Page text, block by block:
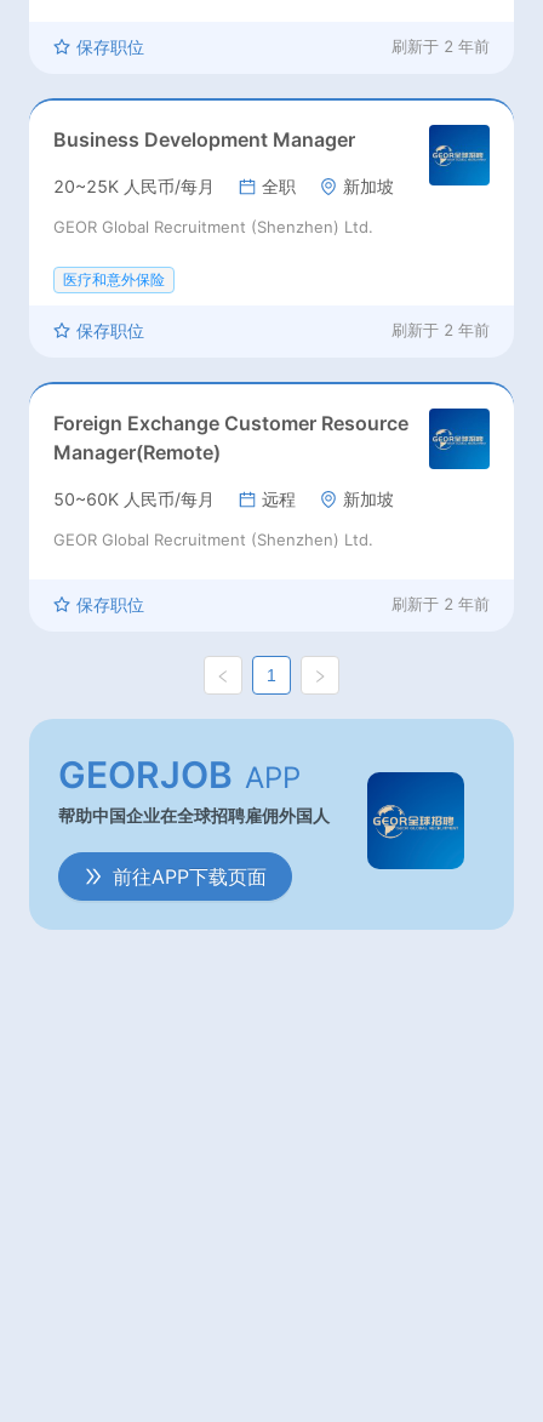
坡, 印度, 阿曼, 卡塔尔, 泰国, 韩国, 南
律宾, 斯里兰卡, 叙利亚, 塔吉克斯坦,
巴林, 不丹, 文莱, 缅甸, 格鲁吉亚, 伊
朗, 哈萨克斯坦, 吉尔吉斯斯坦, 老挝,
白俄罗斯, 波斯尼亚, 保加利亚, 捷克
共和国, 丹麦, 爱沙尼亚, 芬兰, 直布罗
陀, 冰岛, 爱尔兰, 拉脱维亚, 列支敦斯
登, 卢森堡, 北马其顿, 马耳他, 摩尔多
和普林西比, 塞内加尔, 卢旺达, 留尼
汪, 莫桑比克, 纳米比亚, 苏丹, 斯威士
刚果（金）, 赞比亚, 津巴布韦, 阿尔
纳法索, 布隆迪, 喀麦隆, 佛得角, 中非
塞俄比亚, 加蓬, 冈比亚, 加纳, 几内
斯, 摩洛哥, 赤道几内亚, 新西兰
保存职位 刷新于 2 年前
Business Development Manager
20~25K 人民币/每月 全职 新加坡
GEOR Global Recruitment (Shenzhen) Ltd.
医疗和意外保险
保存职位 刷新于 2 年前
Foreign Exchange Customer Resource
Manager(Remote)
50~60K 人民币/每月 远程 新加坡
GEOR Global Recruitment (Shenzhen) Ltd.
保存职位 刷新于 2 年前
1
GEORJOB APP
帮助中国企业在全球招聘雇佣外国人
前往APP下载页面